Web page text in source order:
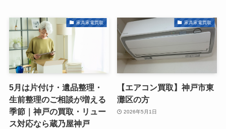
家具家電買取
5月は片付け・遺品整理・
生前整理のご相談が増える
季節｜神戸の買取・リュー
ス対応なら蔵乃屋神戸
家具家電買取
【エアコン買取】神戸市東
灘区の方
2026年5月1日